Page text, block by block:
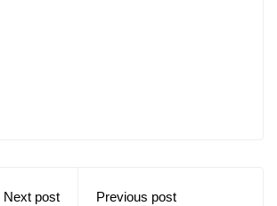
Previous post
Next post